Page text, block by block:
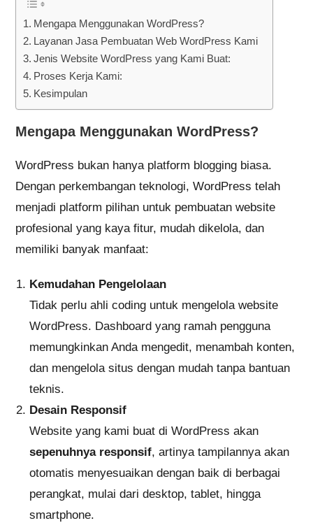
Mengapa Menggunakan WordPress?
Layanan Jasa Pembuatan Web WordPress Kami
Jenis Website WordPress yang Kami Buat:
Proses Kerja Kami:
Kesimpulan
Mengapa Menggunakan WordPress?
WordPress bukan hanya platform blogging biasa.
Dengan perkembangan teknologi, WordPress telah
menjadi platform pilihan untuk pembuatan website
profesional yang kaya fitur, mudah dikelola, dan
memiliki banyak manfaat:
Kemudahan Pengelolaan
Tidak perlu ahli coding untuk mengelola website
WordPress. Dashboard yang ramah pengguna
memungkinkan Anda mengedit, menambah konten,
dan mengelola situs dengan mudah tanpa bantuan
teknis.
Desain Responsif
Website yang kami buat di WordPress akan
sepenuhnya responsif, artinya tampilannya akan
otomatis menyesuaikan dengan baik di berbagai
perangkat, mulai dari desktop, tablet, hingga
smartphone.